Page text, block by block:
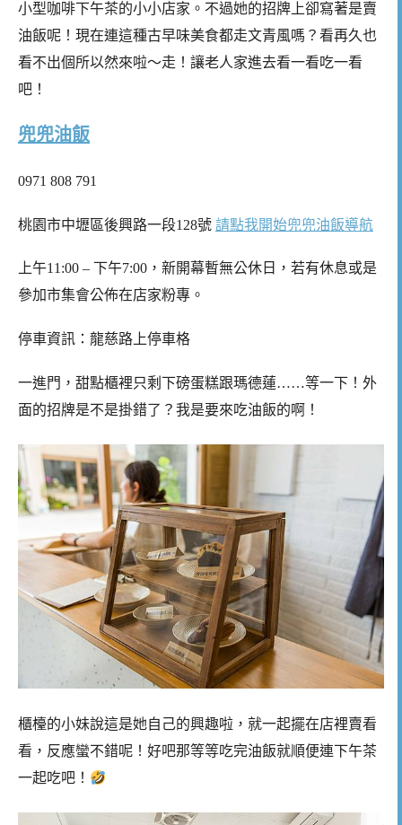
小型咖啡下午茶的小小店家。不過她的招牌上卻寫著是賣
油飯呢！現在連這種古早味美食都走文青風嗎？看再久也
看不出個所以然來啦～走！讓老人家進去看一看吃一看
吧！
兜兜油飯
0971 808 791
桃園市中壢區後興路一段128號 請點我開始兜兜油飯導航
上午11:00 – 下午7:00，新開幕暫無公休日，若有休息或是
參加市集會公佈在店家粉專。
停車資訊：龍慈路上停車格
一進門，甜點櫃裡只剩下磅蛋糕跟瑪德蓮……等一下！外
面的招牌是不是掛錯了？我是要來吃油飯的啊！
櫃檯的小妹說這是她自己的興趣啦，就一起擺在店裡賣看
看，反應蠻不錯呢！好吧那等等吃完油飯就順便連下午茶
一起吃吧！